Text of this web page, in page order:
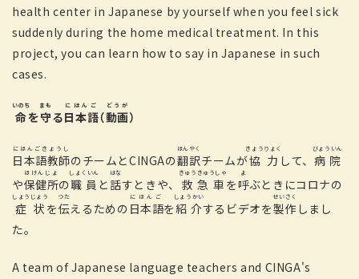
health center in Japanese by yourself when you feel sick
suddenly during the home medical treatment. In this
project, you can learn how to say in Japanese in such
cases.
命
いのち
を守
まも
る日本語
にほんご
（動画
どうが
）
日本語教師
にほんごきょうし
のチームとCINGAの翻訳
ほんやく
チームが協力
きょうりょく
して、 病院
びょういん
や保健所
ほけんじょ
の職員
しょくいん
と 話
はな
すときや、 救急車
きゅうきゅうしゃ
を呼
よ
ぶときにコロナの
症状
しょうじょう
を伝
つた
えるための 日本語
にほんご
を紹介
しょうかい
するビデオを製作
せいさく
しまし
た。
A team of Japanese language teachers and CINGA's